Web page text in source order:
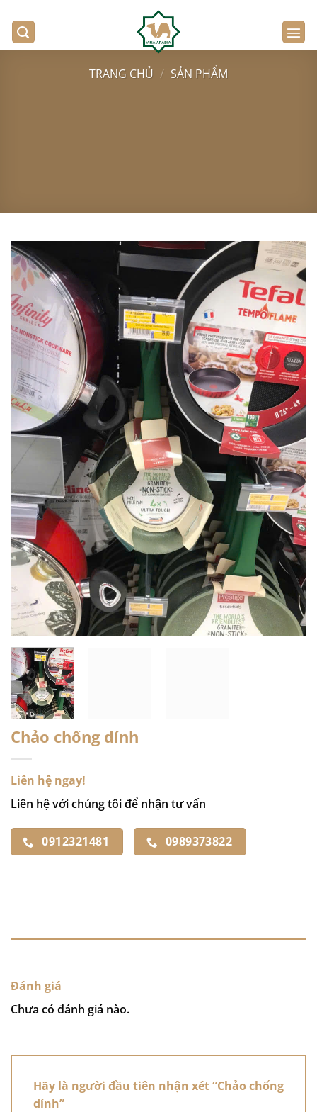
qua
nội
TRANG CHỦ / SẢN PHẨM
Chảo chống dính
Liên hệ ngay!
Liên hệ với chúng tôi để nhận tư vấn
0912321481 0989373822
Đánh giá
Chưa có đánh giá nào.
Hãy là người đầu tiên nhận xét “Chảo chống
dính”